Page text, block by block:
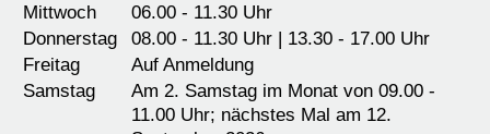
Mittwoch
06.00 - 11.30 Uhr
Donnerstag
08.00 - 11.30 Uhr | 13.30 - 17.00 Uhr
Freitag
Auf Anmeldung
Samstag
Am 2. Samstag im Monat von 09.00 -
11.00 Uhr; nächstes Mal am 12.